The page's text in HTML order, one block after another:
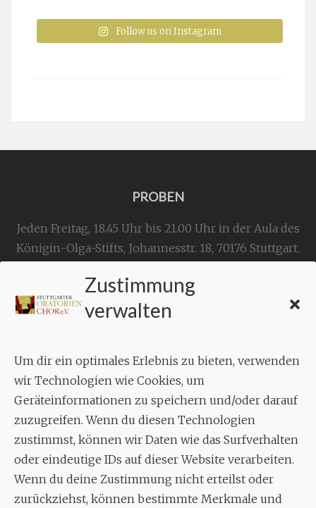
Zustimmung
verwalten
Um dir ein optimales Erlebnis zu bieten, verwenden
wir Technologien wie Cookies, um
Geräteinformationen zu speichern und/oder darauf
zuzugreifen. Wenn du diesen Technologien
zustimmst, können wir Daten wie das Surfverhalten
oder eindeutige IDs auf dieser Website verarbeiten.
Wenn du deine Zustimmung nicht erteilst oder
zurückziehst, können bestimmte Merkmale und
Follow us on Instagram
PROBEN
Jeden Freitag, 18.45 Uhr bis 21.00 Uhr in der Aula des
Königin-Olga-Stifts, Johannesstr. 18, 70176 Stuttgart.
KONTAKT
Geschäftsstelle:
Aixheimer Str. 18
70619 Stuttgart
MUSIK
Musikalischer Leiter:
Enrico Trummer
Tel.+49 (0)177 / 34 23 57 1